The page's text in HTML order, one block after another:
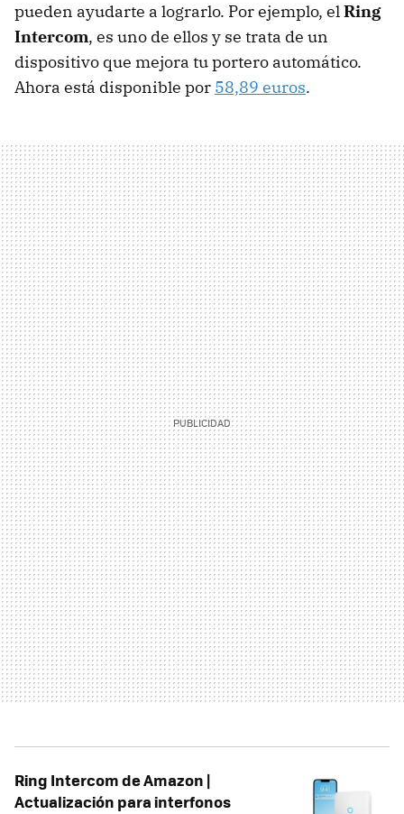
pueden ayudarte a lograrlo. Por ejemplo, elRing
Intercom, es uno de ellos y se trata de un
dispositivo que mejora tu portero automático.
Ahora está disponible por 58,89 euros.
Ring Intercom de Amazon |
Actualización para interfonos